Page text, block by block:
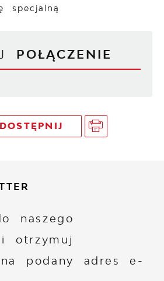
specjalną
POŁĄCZENIE
naszego
otrzymuj
podany adres e-